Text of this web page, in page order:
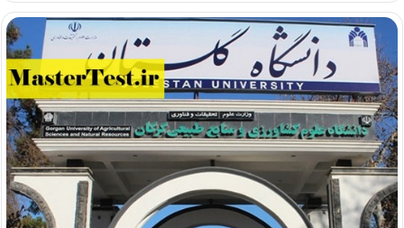
پذیرش
ارشد
بدون
آزمون
۹۹
دانشگاه
اصفهان